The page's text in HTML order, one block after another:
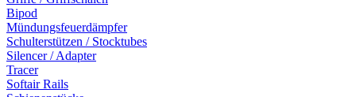
Bipod
Mündungsfeuerdämpfer
Schulterstützen / Stocktubes
Silencer / Adapter
Tracer
Softair Rails